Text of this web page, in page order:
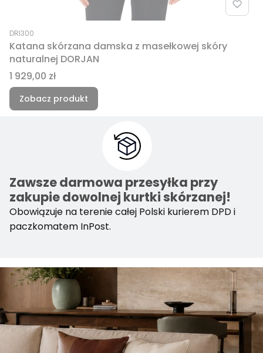
Kod produktu
DRI300
Katana skórzana damska z masełkowej skóry
naturalnej DORJAN
Cena
1 929,00 zł
Zobacz produkt
Zawsze darmowa przesyłka przy
zakupie dowolnej kurtki skórzanej!
Obowiązuje na terenie całej Polski kurierem DPD i
paczkomatem InPost.